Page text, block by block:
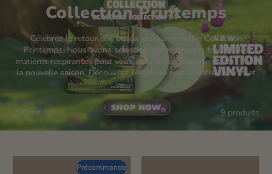
Collection Printemps
Célébrez le retour des beaux jours avec notre Collection
Printemps. Nous avons sélectionné des designs frais et des
matières respirantes pour vous aider à transiter sans effort vers
la nouvelle saison. Découvrez l'équilibre parfait entre confort et
style pour renouveler votre garde-robe dès aujourd'hui. 🌸
Filtrer 9 produits
Précommande